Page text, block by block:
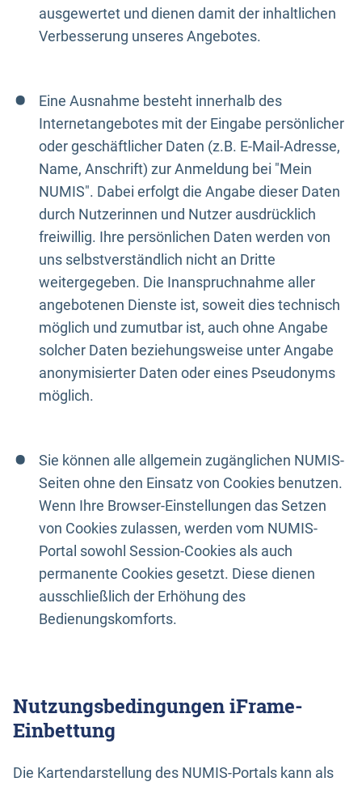
ausgewertet und dienen damit der inhaltlichen
Verbesserung unseres Angebotes.
Eine Ausnahme besteht innerhalb des
Internetangebotes mit der Eingabe persönlicher
oder geschäftlicher Daten (z.B. E-Mail-Adresse,
Name, Anschrift) zur Anmeldung bei "Mein
NUMIS". Dabei erfolgt die Angabe dieser Daten
durch Nutzerinnen und Nutzer ausdrücklich
freiwillig. Ihre persönlichen Daten werden von
uns selbstverständlich nicht an Dritte
weitergegeben. Die Inanspruchnahme aller
angebotenen Dienste ist, soweit dies technisch
möglich und zumutbar ist, auch ohne Angabe
solcher Daten beziehungsweise unter Angabe
anonymisierter Daten oder eines Pseudonyms
möglich.
Sie können alle allgemein zugänglichen NUMIS-
Seiten ohne den Einsatz von Cookies benutzen.
Wenn Ihre Browser-Einstellungen das Setzen
von Cookies zulassen, werden vom NUMIS-
Portal sowohl Session-Cookies als auch
permanente Cookies gesetzt. Diese dienen
ausschließlich der Erhöhung des
Bedienungskomforts.
Nutzungsbedingungen iFrame-
Einbettung
Die Kartendarstellung des NUMIS-Portals kann als